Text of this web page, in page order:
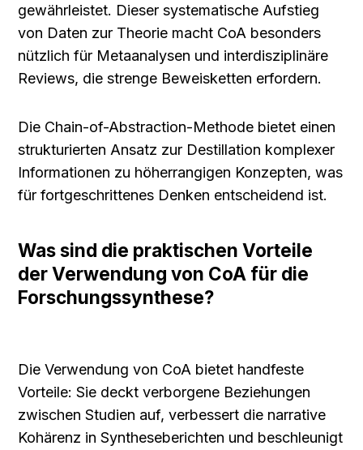
gewährleistet. Dieser systematische Aufstieg
von Daten zur Theorie macht CoA besonders
nützlich für Metaanalysen und interdisziplinäre
Reviews, die strenge Beweisketten erfordern.
Die Chain-of-Abstraction-Methode bietet einen
strukturierten Ansatz zur Destillation komplexer
Informationen zu höherrangigen Konzepten, was
für fortgeschrittenes Denken entscheidend ist.
Was sind die praktischen Vorteile
der Verwendung von CoA für die
Forschungssynthese?
Die Verwendung von CoA bietet handfeste
Vorteile: Sie deckt verborgene Beziehungen
zwischen Studien auf, verbessert die narrative
Kohärenz in Syntheseberichten und beschleunigt